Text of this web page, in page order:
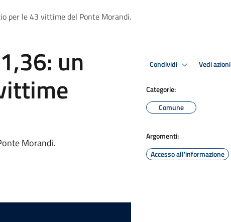
per le 43 vittime del Ponte Morandi.
un
Morandi.
Condividi Vedi azioni
Categorie:
Comune
Argomenti:
Accesso all'informazione